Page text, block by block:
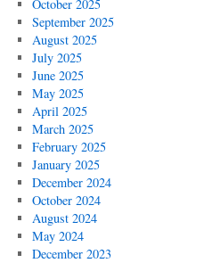
October 2025
September 2025
August 2025
July 2025
June 2025
May 2025
April 2025
March 2025
February 2025
January 2025
December 2024
October 2024
August 2024
May 2024
December 2023